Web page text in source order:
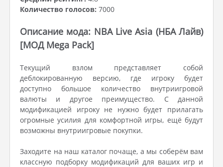
Количество голосов: 7000
Описание мода: NBA Live Asia (НБА Лайв)
[МОД Mega Pack]
Текущий взлом представляет собой
деблокированную версию, где игроку будет
доступно большое количество внутриигровой
валюты и другое преимущество. С данной
модификацией игроку не нужно будет прилагать
огромные усилия для комфортной игры, ещё будут
возможны внутриигровые покупки.
Заходите на наш каталог почаще, а мы соберём вам
классную подборку модификаций для ваших игр и